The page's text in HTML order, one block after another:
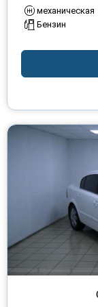
механическая
Бензин